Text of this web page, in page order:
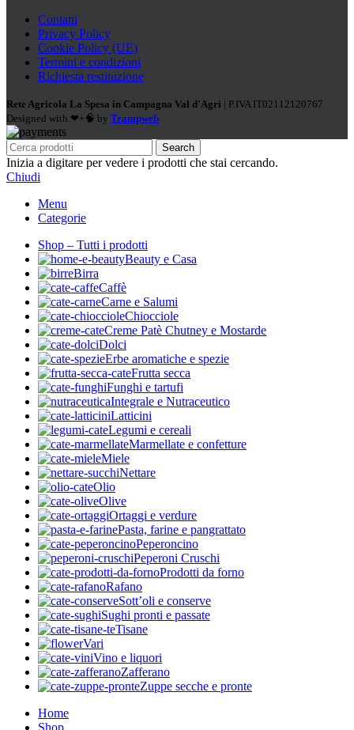
Contatti
Privacy Policy
Cookie Policy (UE)
Termini e condizioni
Richiesta restituzione
Rete Agricola La Spesa in Campagna Val d'Agri | P.IVA IT02112120767
Designed with ❤+🧠 by Trampweb
Search
Inizia a digitare per vedere i prodotti che stai cercando.
Chiudi
Menu
Categorie
Shop – Tutti i prodotti
Beauty e Casa
Birra
Caffè
Carne e Salumi
Chiocciole
Creme Patè Chutney e Mostarde
Dolci
Erbe aromatiche e spezie
Frutta secca
Funghi e tartufi
Integrale e Nutraceutico
Latticini
Legumi e cereali
Marmellate e confetture
Miele
Nettare
Olio
Olive
Ortaggi e verdure
Pasta, farine e pangrattato
Peperoncino
Peperoni Cruschi
Prodotti da forno
Rafano
Sott’oli e conserve
Sughi pronti e passate
Tisane
Vari
Vino e liquori
Zafferano
Zuppe secche e pronte
Home
Shop